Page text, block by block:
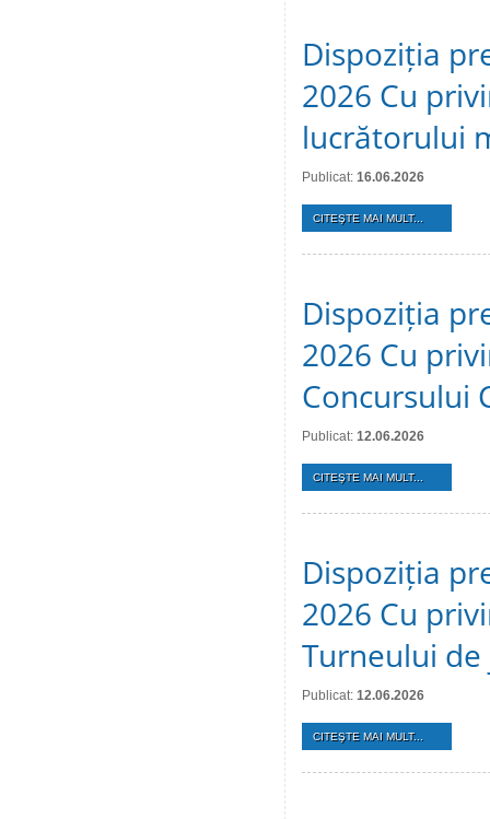
Dispoziția
2026 Cu
lucrătorului
Publicat: 16.06.2026
CITEŞTE MAI MULT...
Dispoziția
2026 Cu
Concursului
Publicat: 12.06.2026
CITEŞTE MAI MULT...
Dispoziția
2026 Cu
Turneului de
Publicat: 12.06.2026
CITEŞTE MAI MULT...